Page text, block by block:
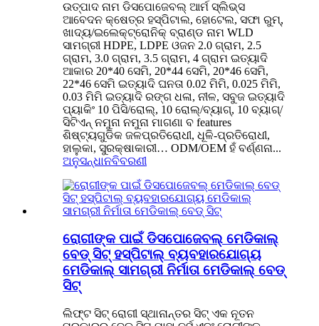
ଉତ୍ପାଦ ନାମ ଡିସପୋଜେବଲ୍ ଆର୍ମ ସ୍ଲିଭ୍ସ
ଆବେଦନ କ୍ଷେତ୍ର ହସ୍ପିଟାଲ, ହୋଟେଲ, ସଫା ରୁମ୍,
ଖାଦ୍ୟ/ଇଲେକ୍ଟ୍ରୋନିକ୍ ବ୍ରାଣ୍ଡ ନାମ WLD
ସାମଗ୍ରୀ HDPE, LDPE ଓଜନ 2.0 ଗ୍ରାମ, 2.5
ଗ୍ରାମ, 3.0 ଗ୍ରାମ, 3.5 ଗ୍ରାମ, 4 ଗ୍ରାମ ଇତ୍ୟାଦି
ଆକାର 20*40 ସେମି, 20*44 ସେମି, 20*46 ସେମି,
22*46 ସେମି ଇତ୍ୟାଦି ଘନତା 0.02 ମିମି, 0.025 ମିମି,
0.03 ମିମି ଇତ୍ୟାଦି ରଙ୍ଗ ଧଳା, ନୀଳ, ସବୁଜ ଇତ୍ୟାଦି
ପ୍ୟାକିଂ 10 ପିସି/ରୋଲ୍, 10 ରୋଲ୍/ବ୍ୟାଗ୍, 10 ବ୍ୟାଗ୍/
ସିଟିଏନ୍ ନମୁନା ନମୁନା ମାଗଣା ବ features
ଶିଷ୍ଟ୍ୟଗୁଡିକ ଜଳପ୍ରତିରୋଧୀ, ଧୂଳି-ପ୍ରତିରୋଧୀ,
ହାଲୁକା, ସୁରକ୍ଷାକାରୀ… ODM/OEM ହଁ ବର୍ଣ୍ଣନା...
ଅନୁସନ୍ଧାନବିବରଣୀ
ରୋଗୀଙ୍କ ପାଇଁ ଡିସପୋଜେବଲ୍ ମେଡିକାଲ୍
ବେଡ୍ ସିଟ୍ ହସ୍ପିଟାଲ୍ ବ୍ୟବହାରଯୋଗ୍ୟ
ମେଡିକାଲ୍ ସାମଗ୍ରୀ ନିର୍ମାତା ମେଡିକାଲ୍ ବେଡ୍
ସିଟ୍
ଲିଫ୍ଟ ସିଟ୍ ରୋଗୀ ସ୍ଥାନାନ୍ତର ସିଟ୍ ଏକ ନୂତନ